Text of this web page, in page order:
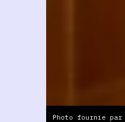
Photo fournie par